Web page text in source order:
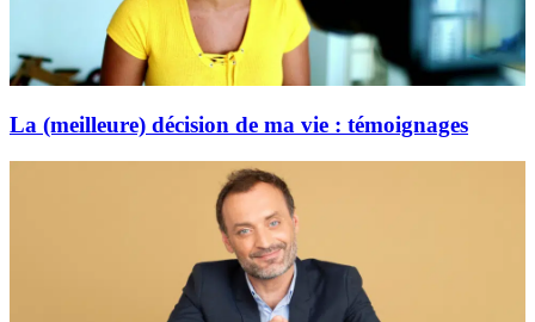
La (meilleure) décision de ma vie : témoignages